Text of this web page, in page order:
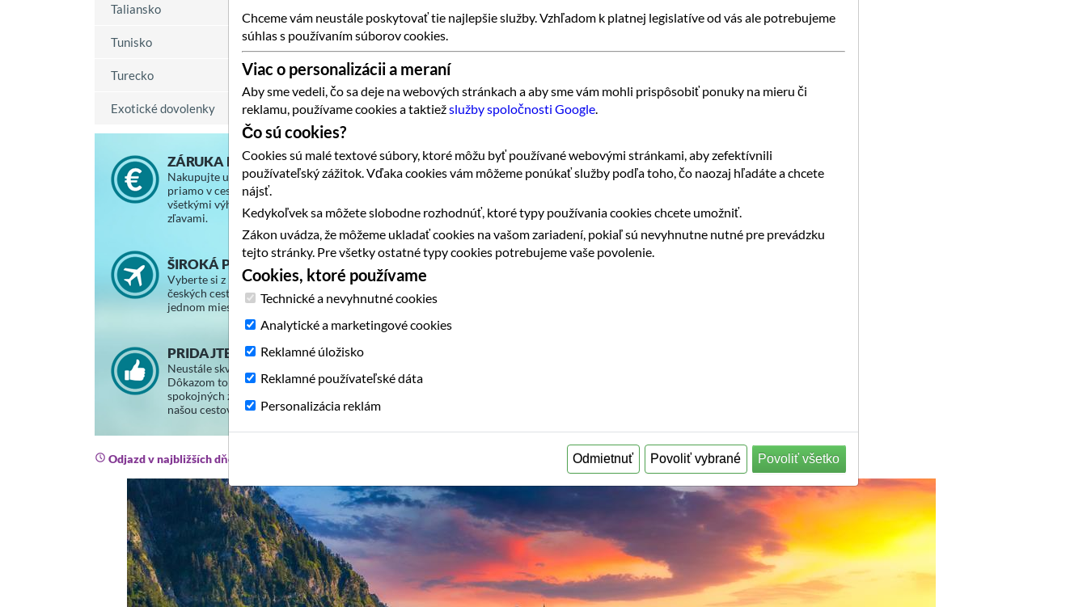
Taliansko
Tunisko
Turecko
Exotické dovolenky
ZÁRUKA NAJNIŽŠEJ CENY
Nakupujte u nás za rovnaké ceny, ako
priamo v cestovnej kancelárii, so
všetkými výhodami a vernostnými
zľavami.
ŠIROKÁ PONUKA ZÁJAZDOV
Vyberte si z ponuky slovenských a
českých cestovných kancelárií na
jednom mieste.
PRIDAJTE SA K SPOKOJNÝM
Neustále skvalitňujeme svoje služby.
Dôkazom toho je stále väčší počet
spokojných zákazníkov, ktorí cestujú s
našou cestovnou agentúrou.
Odjazd v najbližších dňoch
Chceme vám neustále poskytovať tie najlepšie služby. Vzhľadom k platnej legislatíve od vás ale potrebujeme
súhlas s používaním súborov cookies.
Viac o personalizácii a meraní
Aby sme vedeli, čo sa deje na webových stránkach a aby sme vám mohli prispôsobiť ponuky na mieru či
reklamu, používame cookies a taktiežslužby spoločnosti Google.
Čo sú cookies?
Cookies sú malé textové súbory, ktoré môžu byť používané webovými stránkami, aby zefektívnili
používateľský zážitok. Vďaka cookies vám môžeme ponúkať služby podľa toho, čo naozaj hľadáte a chcete
nájsť.
Kedykoľvek sa môžete slobodne rozhodnúť, ktoré typy používania cookies chcete umožniť.
Zákon uvádza, že môžeme ukladať cookies na vašom zariadení, pokiaľ sú nevyhnutne nutné pre prevádzku
tejto stránky. Pre všetky ostatné typy cookies potrebujeme vaše povolenie.
Cookies, ktoré používame
Technické a nevyhnutné cookies
Analytické a marketingové cookies
Reklamné úložisko
Reklamné používateľské dáta
Personalizácia reklám
Povoliť všetko
Povoliť vybrané
Odmietnuť